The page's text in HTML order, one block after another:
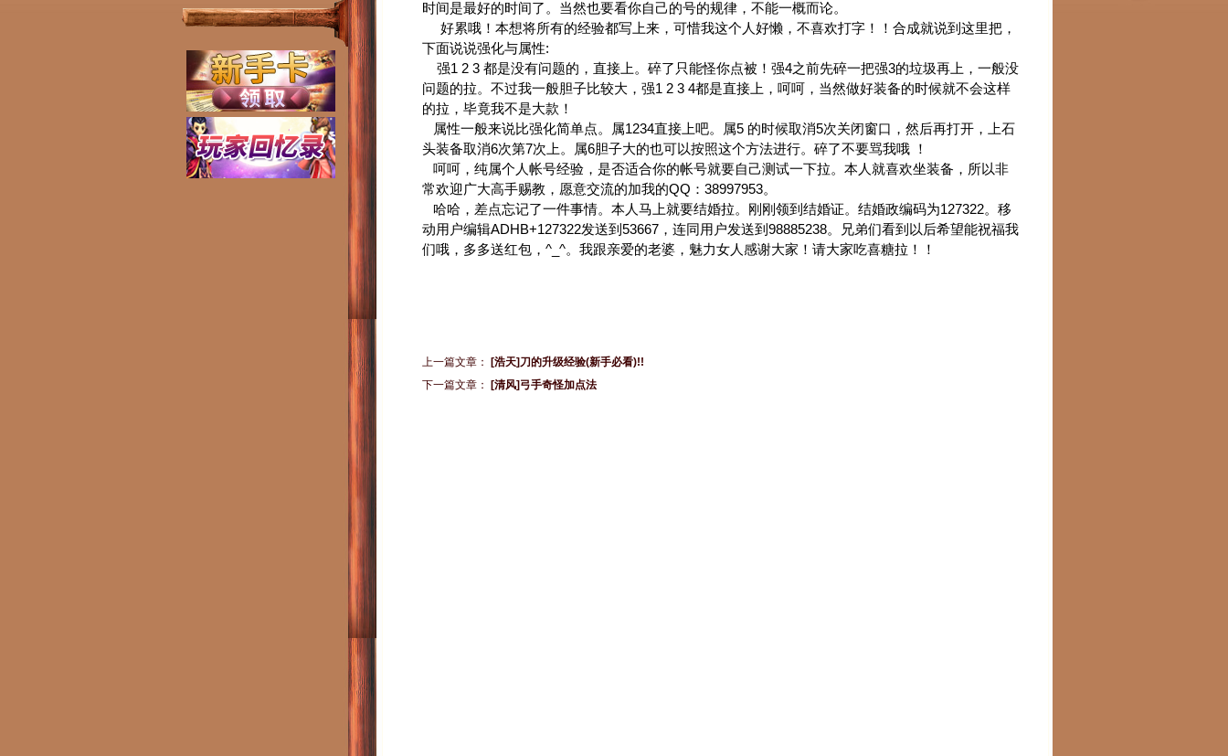
时间是最好的时间了。当然也要看你自己的号的规律，不能一概而论。
好累哦！本想将所有的经验都写上来，可惜我这个人好懒，不喜欢打字！！合成就说到这里把，
下面说说强化与属性:
强1 2 3 都是没有问题的，直接上。碎了只能怪你点被！强4之前先碎一把强3的垃圾再上，一般没
问题的拉。不过我一般胆子比较大，强1 2 3 4都是直接上，呵呵，当然做好装备的时候就不会这样
的拉，毕竟我不是大款！
属性一般来说比强化简单点。属1234直接上吧。属5 的时候取消5次关闭窗口，然后再打开，上石
头装备取消6次第7次上。属6胆子大的也可以按照这个方法进行。碎了不要骂我哦 ！
呵呵，纯属个人帐号经验，是否适合你的帐号就要自己测试一下拉。本人就喜欢坐装备，所以非
常欢迎广大高手赐教，愿意交流的加我的QQ：38997953。
哈哈，差点忘记了一件事情。本人马上就要结婚拉。刚刚领到结婚证。结婚政编码为127322。移
动用户编辑ADHB+127322发送到53667，连同用户发送到98885238。兄弟们看到以后希望能祝福我
们哦，多多送红包，^_^。我跟亲爱的老婆，魅力女人感谢大家！请大家吃喜糖拉！！
上一篇文章：
[浩天]刀的升级经验(新手必看)!!
下一篇文章：
[清风]弓手奇怪加点法